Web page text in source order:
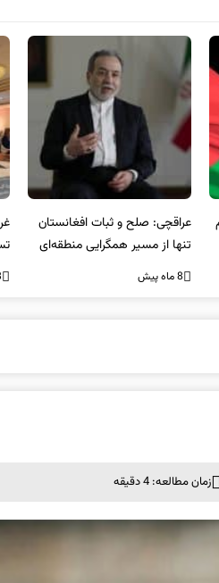
غریب آبادی: مردم ایران هرگز
تسلیم تهدیدات و تجاوزات
نخواهند شد و متحد و منسجم
8 ماه پیش 8
زمان مطالعه: 4 دقیقه